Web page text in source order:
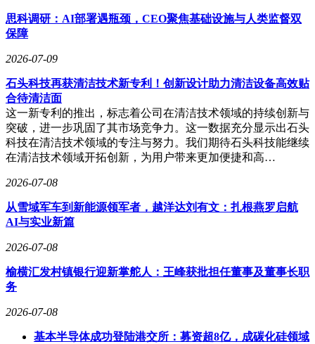
思科调研：AI部署遇瓶颈，CEO聚焦基础设施与人类监督双
保障
2026-07-09
石头科技再获清洁技术新专利！创新设计助力清洁设备高效贴
合待清洁面
这一新专利的推出，标志着公司在清洁技术领域的持续创新与
突破，进一步巩固了其市场竞争力。这一数据充分显示出石头
科技在清洁技术领域的专注与努力。我们期待石头科技能继续
在清洁技术领域开拓创新，为用户带来更加便捷和高…
2026-07-08
从雪域军车到新能源领军者，越洋达刘有文：扎根燕罗启航
AI与实业新篇
2026-07-08
榆横汇发村镇银行迎新掌舵人：王峰获批担任董事及董事长职
务
2026-07-08
基本半导体成功登陆港交所：募资超8亿，成碳化硅领域